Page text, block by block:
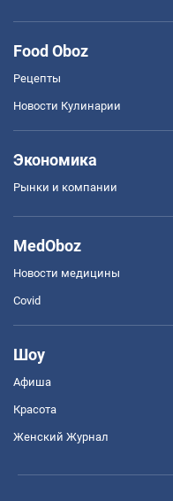
Food Oboz
Рецепты
Новости Кулинарии
Экономика
Рынки и компании
MedOboz
Новости медицины
Covid
Шоу
Афиша
Красота
Женский Журнал